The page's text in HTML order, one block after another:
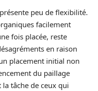
peu de flexibilité.
facilement
fois placée, reste
en raison
placement initial non
du paillage
tâche de ceux qui